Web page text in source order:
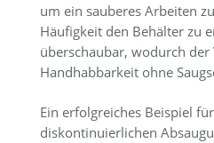
um ein sauberes Arbeiten
Häufigkeit den Behälter zu
überschaubar, wodurch der
Handhabbarkeit ohne
Ein erfolgreiches Beispiel
diskontinuierlichen